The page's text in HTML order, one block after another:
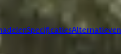
SpecificatiesAlternatieven